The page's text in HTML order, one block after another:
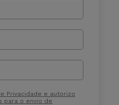
Privacidade e autorizo
para o envio de